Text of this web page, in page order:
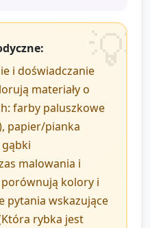
i doświadczanie
materiały o
farby paluszkowe
papier/pianka
gąbki
malowania i
porównują kolory i
pytania wskazujące
rybka jest